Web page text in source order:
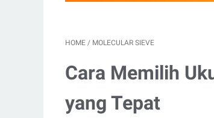
HOME / MOLECULAR SIEVE
Cara Memilih
yang Tepat